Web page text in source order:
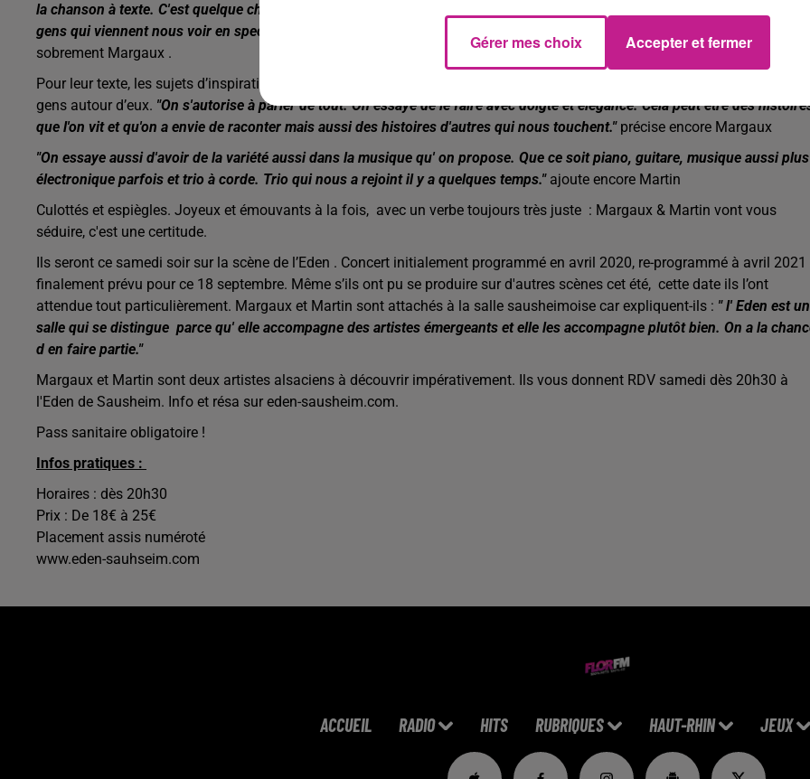
la chanson à texte. C'est quelque chose d'un peu engagé qu'on propose mais surtout quelque chose d'animé et enjoué. Les
gens qui viennent nous voir en spectacle sont généralement assez surpris. On fait un grand beau spectacle"
sobrement Margaux .
Pour leur texte, les sujets d’inspirations sont variés. Margaux et Martin s’inspirent de la vie, la leur mais aussi de celle des
gens autour d’eux. "On s'autorise à parler de tout. On essaye de le faire avec doigté et élégance. Cela peut être des
que l'on vit et qu'on a envie de raconter mais aussi des histoires d'autres qui nous touchent."précise encore Margaux
"On essaye aussi d'avoir de la variété aussi dans la musique qu' on propose. Que ce soit piano, guitare, musique aussi plus
électronique parfois et trio à corde. Trio qui nous a rejoint il y a quelques temps."ajoute encore Martin
Culottés et espiègles. Joyeux et émouvants à la fois, avec un verbe toujours très juste : Margaux & Martin vont vous
séduire, c'est une certitude.
Ils seront ce samedi soir sur la scène de l’Eden . Concert initialement programmé en avril 2020, re-programmé à avril 2021
finalement prévu pour ce 18 septembre. Même s’ils ont pu se produire sur d'autres scènes cet été, cette date ils l’ont
attendue tout particulièrement. Margaux et Martin sont attachés à la salle sausheimoise car expliquent-ils : " l' Eden est
salle qui se distingue parce qu' elle accompagne des artistes émergeants et elle les accompagne plutôt bien. On a la
d en faire partie."
Margaux et Martin sont deux artistes alsaciens à découvrir impérativement. Ils vous donnent RDV samedi dès 20h30 à
l'Eden de Sausheim. Info et résa sur eden-sausheim.com.
Pass sanitaire obligatoire !
Infos pratiques :
Horaires : dès 20h30
Prix : De 18€ à 25€
Placement assis numéroté
www.eden-sauhseim.com
ACCUEIL RADIO HITS RUBRIQUES HAUT-RHIN JEUX
Gérer mes choix Accepter et fermer